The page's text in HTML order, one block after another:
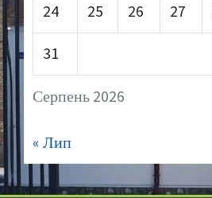
Серпень 2026
24 25 26 27
31
« Лип